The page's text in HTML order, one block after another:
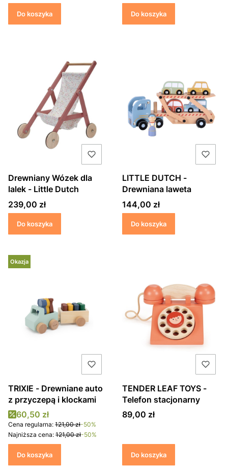
Do koszyka Do koszyka
Drewniany Wózek dla
lalek - Little Dutch
Cena
239,00 zł
Do koszyka
LITTLE DUTCH -
Drewniana laweta
Cena
144,00 zł
Do koszyka
Okazja
TRIXIE - Drewniane auto
z przyczepą i klockami
Cena promocyjna
60,50 zł
Cena regularna: 121,00 zł-50%
Najniższa cena: 121,00 zł-50%
Do koszyka
TENDER LEAF TOYS -
Telefon stacjonarny
Cena
89,00 zł
Do koszyka